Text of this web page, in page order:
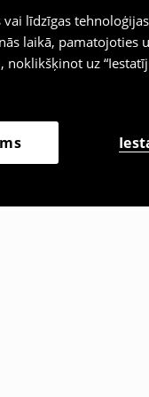
līdzīgas
laikā, pamatojoties
uz